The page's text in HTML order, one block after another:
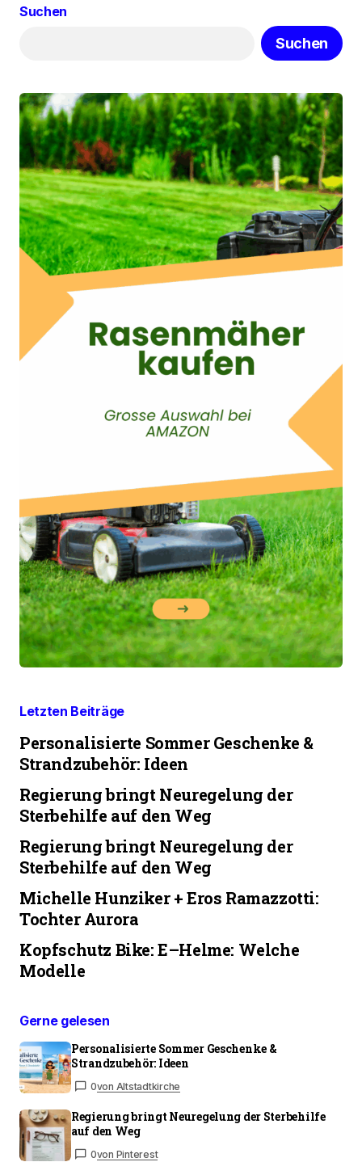
Suchen
Suchen
Letzten Beiträge
Personalisierte Sommer Geschenke &
Strandzubehör: Ideen
Regierung bringt Neuregelung der
Sterbehilfe auf den Weg
Regierung bringt Neuregelung der
Sterbehilfe auf den Weg
Michelle Hunziker + Eros Ramazzotti:
Tochter Aurora
Kopfschutz Bike: E–Helme: Welche
Modelle
Gerne gelesen
Personalisierte Sommer Geschenke &
Strandzubehör: Ideen
0von Altstadtkirche
Regierung bringt Neuregelung der Sterbehilfe
auf den Weg
0von Pinterest